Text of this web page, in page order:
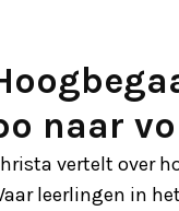
naar vo
vertelt over
leerlingen in